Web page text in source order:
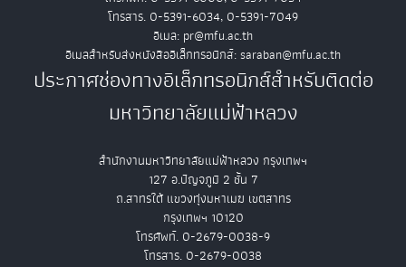
โทรสาร. 0-5391-6034, 0-5391-7049
อีเมล: pr@mfu.ac.th
อีเมลสำหรับส่งหนังสืออิเล็กทรอนิกส์: saraban@mfu.ac.th
ประกาศช่องทางอิเล็กทรอนิกส์สำหรับติดต่อ
มหาวิทยาลัยแม่ฟ้าหลวง
สำนักงานมหาวิทยาลัยแม่ฟ้าหลวง กรุงเทพฯ
127 อ.ปัญจภูมิ 2 ชั้น 7
ถ.สาทรใต้ แขวงทุ่งมหาเมฆ เขตสาทร
กรุงเทพฯ 10120
โทรศัพท์. 0-2679-0038-9
โทรสาร. 0-2679-0038